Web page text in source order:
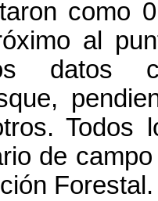
como
al
datos
Todos
de
Forestal.